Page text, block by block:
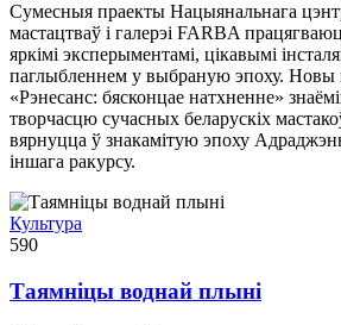
Сумесныя праекты Нацыянальнага
мастацтваў і галерэі FARBA
яркімі эксперыментамі, цікавымі
паглыбленнем у выбраную эпоху. Новы
«Рэнесанс: бясконцае натхненне»
творчасцю сучасных беларускіх
вярнуцца ў знакамітую эпоху
іншага ракурсу.
Культура
590
Таямніцы воднай плыні